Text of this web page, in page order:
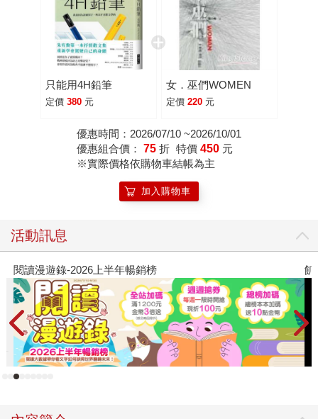
只能用4H鉛筆
定價 380 元
女．巫們WOMEN
定價 220 元
優惠時間：2026/07/10 ~2026/10/01
優惠組合價： 75 折 特價 450 元
※實際價格依購物車結帳為主
加入購物車
活動訊息
飢餓遊戲前傳贈早優券 教